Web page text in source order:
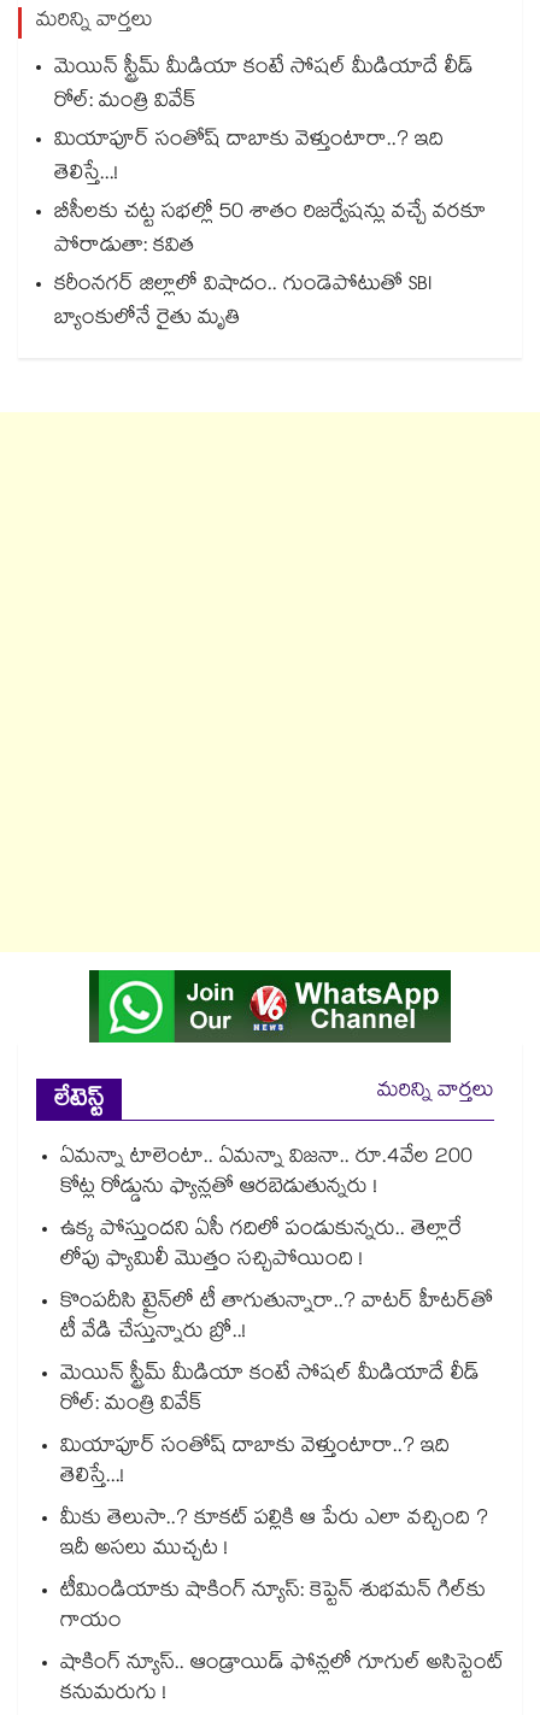
మరిన్ని వార్తలు
మెయిన్ స్ట్రీమ్ మీడియా కంటే సోషల్ మీడియాదే లీడ్
రోల్: మంత్రి వివేక్
మియాపూర్ సంతోష్ దాబాకు వెళ్తుంటారా..? ఇది
తెలిస్తే...!
బీసీలకు చట్ట సభల్లో 50 శాతం రిజర్వేషన్లు వచ్చే వరకూ
పోరాడుతా: కవిత
కరీంనగర్ జిల్లాలో విషాదం.. గుండెపోటుతో SBI
బ్యాంకులోనే రైతు మృతి
లేటెస్ట్
మరిన్ని వార్తలు
ఏమన్నా టాలెంటా.. ఏమన్నా విజనా.. రూ.4వేల 200
కోట్ల రోడ్డును ఫ్యాన్లతో ఆరబెడుతున్నరు !
ఉక్క పోస్తుందని ఏసీ గదిలో పండుకున్నరు.. తెల్లారే
లోపు ఫ్యామిలీ మొత్తం సచ్చిపోయింది !
కొంపదీసి ట్రైన్⁬లో టీ తాగుతున్నారా..? వాటర్ హీటర్⁭⁭తో
టీ వేడి చేస్తున్నారు బ్రో..!
మెయిన్ స్ట్రీమ్ మీడియా కంటే సోషల్ మీడియాదే లీడ్
రోల్: మంత్రి వివేక్
మియాపూర్ సంతోష్ దాబాకు వెళ్తుంటారా..? ఇది
తెలిస్తే...!
మీకు తెలుసా..? కూకట్ పల్లికి ఆ పేరు ఎలా వచ్చింది ?
ఇదీ అసలు ముచ్చట !
టీమిండియాకు షాకింగ్ న్యూస్: కెప్టెన్ శుభమన్ గిల్‎కు
గాయం
షాకింగ్ న్యూస్.. ఆండ్రాయిడ్ ఫోన్లలో గూగుల్ అసిస్టెంట్
కనుమరుగు !